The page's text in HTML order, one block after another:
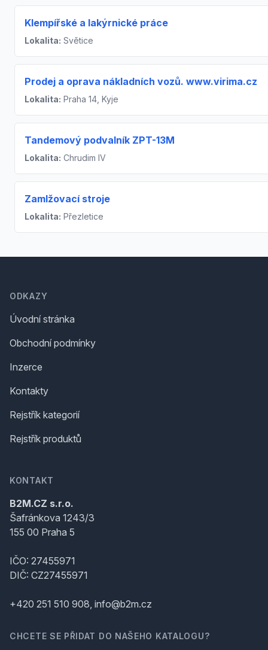
Klempířské a lakýrnické práce
Lokalita: Světice
Prodej a oprava nákladních vozů. www.virima.cz
Lokalita: Praha 14, Kyje
Tandemový podvalník ZPT-13M
Lokalita: Chrudim IV
Zamlžovací stroje
Lokalita: Přezletice
ODKAZY
Úvodní stránka
Obchodní podmínky
Inzerce
Kontakty
Rejstřík kategorií
Rejstřík produktů
KONTAKT
B2M.CZ s.r.o.
Šafránkova 1243/3
155 00 Praha 5
IČO: 27455971
DIČ: CZ27455971
+420 251 510 908, info@b2m.cz
CHCETE SE PŘIDAT DO NAŠEHO KATALOGU?